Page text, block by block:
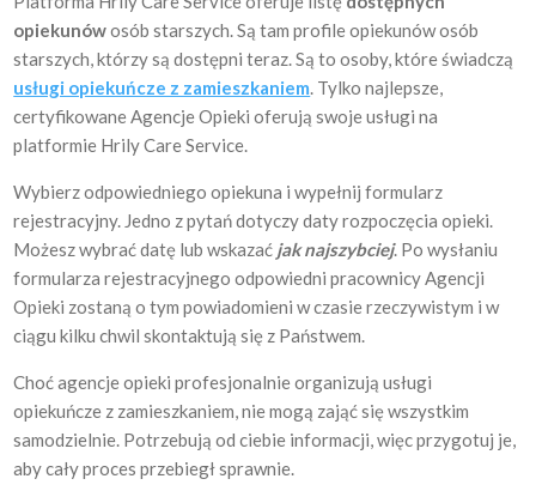
opiekunówosób starszych. Są tam profile opiekunów osób
starszych, którzy są dostępni teraz. Są to osoby, które świadczą
usługi opiekuńcze z zamieszkaniem. Tylko najlepsze,
certyfikowane Agencje Opieki oferują swoje usługi na
platformie Hrily Care Service.
Wybierz odpowiedniego opiekuna i wypełnij formularz
rejestracyjny. Jedno z pytań dotyczy daty rozpoczęcia opieki.
Możesz wybrać datę lub wskazać jak najszybciej. Po wysłaniu
formularza rejestracyjnego odpowiedni pracownicy Agencji
Opieki zostaną o tym powiadomieni w czasie rzeczywistym i w
ciągu kilku chwil skontaktują się z Państwem.
Choć agencje opieki profesjonalnie organizują usługi
opiekuńcze z zamieszkaniem, nie mogą zająć się wszystkim
samodzielnie. Potrzebują od ciebie informacji, więc przygotuj je,
aby cały proces przebiegł sprawnie.